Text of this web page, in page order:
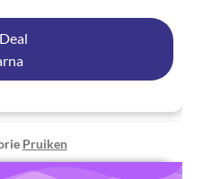
Pruiken